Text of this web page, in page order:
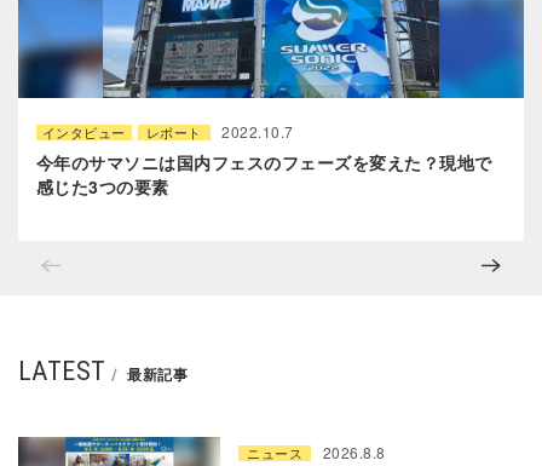
インタビュー レポート 2022.10.7
今年のサマソニは国内フェスのフェーズを変えた？現地で
感じた3つの要素
LATEST 最新記事
ニュース 2026.8.8